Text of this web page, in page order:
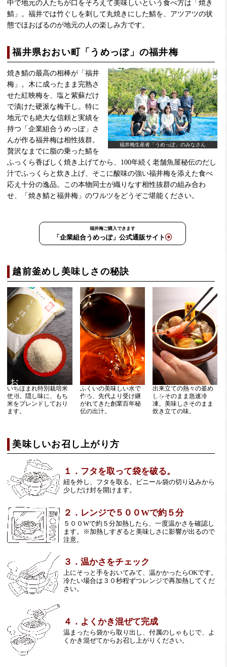
中で地元の人たちが口をそろえて美味しいという食べ方は「焼き
鯖」。福井では竹ぐしを刺して丸焼きにした鯖を、アツアツの状
態でほおばるのが地元の人の楽しみ方です。
福井県おおい町「うめっぽ」の福井梅
福井梅生産者「うめっぽ」のみなさん
焼き鯖の最高の相棒が「福井
梅」。木に成ったまま完熟さ
せた紅映梅を、塩と紫蘇だけ
で漬けた硬派な梅干し。特に
地元でも絶大な信頼と実績を
持つ「企業組合うめっぽ」さ
んが作る福井梅は相性抜群。
贅沢なまでに脂の乗った鯖を
ふっくら香ばしく焼き上げてから、100年続く老舗魚屋秘伝のだし
汁でふっくらと炊き上げ、そこに酸味の強い福井梅を添えた食べ
応え十分の逸品。この本物同士が織りなす相性抜群の組み合わ
せ、「焼き鯖と福井梅」のワルツをどうぞご堪能ください。
福井梅ご購入できます
「企業組合うめっぽ」公式通販サイト
越前釜めし美味しさの秘訣
お米
いちほまれ特別栽培米
使用。隠し味に、もち
米をブレンドしており
ます。
ふくいの美味しい水で
作る、先代より受け継
がれてきた創業百年秘
伝の出汁。
出来立ての熱々の釜め
しをそのまま急速冷
凍。美味しさそのまま
炊き立ての味。
美味しいお召し上がり方
１．フタを取って袋を破る。
紐を外し、フタを取る。ビニール袋の切り込みから
少しだけ封を開けます。
２．レンジで５００Wで約５分
５００Wで約５分加熱したら、一度温かさを確認し
ます。※加熱しすぎると美味しさに影響が出るので
注意。
３．温かさをチェック
上にそっと手をおいてみて、温かかったらOKです。
冷たい場合は３０秒程ずつレンジで再加熱してくだ
さい。
４．よくかき混ぜて完成
温まったら袋から取り出し、付属のしゃもじで、よ
くかき混ぜてからお召し上がりください。